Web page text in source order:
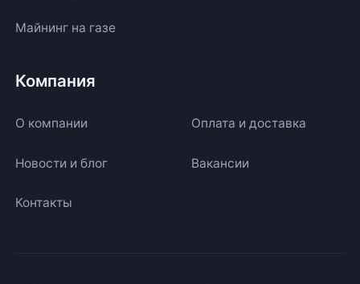
Майнинг на газе
Компания
О компании Оплата и доставка
Новости и блог Вакансии
Контакты